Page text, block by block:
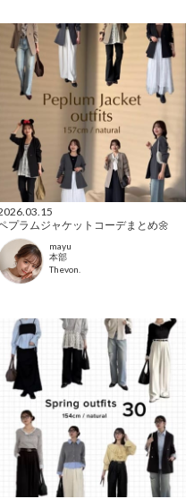
プラムジャケットコーデまとめ🌼
mayu
本部
Thevon.